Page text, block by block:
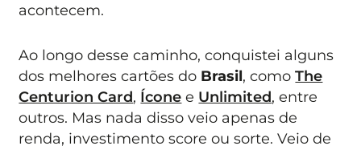
acontecem.
Ao longo desse caminho, conquistei alguns
dos melhores cartões do Brasil, comoThe
Centurion Card, Ícone e Unlimited, entre
outros. Mas nada disso veio apenas de
renda, investimento score ou sorte. Veio de